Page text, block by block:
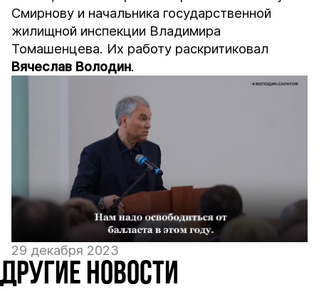
Смирнову и начальника государственной
жилищной инспекции Владимира
Томашенцева. Их работу раскритиковал
Вячеслав Володин.
29 декабря 2023
ДРУГИЕ НОВОСТИ